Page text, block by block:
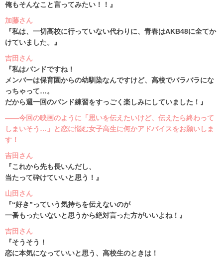
俺もそんなこと言ってみたい！！』
加藤さん
『私は、一切高校に行っていない代わりに、青春はAKB48に全てか
けていました。』
吉田さん
『私はバンドですね！
メンバーは保育園からの幼馴染なんですけど、高校でバラバラにな
っちゃって…。
だから週一回のバンド練習をすっごく楽しみにしていました！』
――今回の映画のように「思いを伝えたいけど、伝えたら終わって
しまいそう…」と恋に悩む女子高生に何かアドバイスをお願いしま
す！
吉田さん
『これから先も長いんだし、
当たって砕けていいと思う！』
山田さん
『“好き”っていう気持ちを伝えないのが
一番もったいないと思うから絶対言った方がいいよね！』
吉田さん
『そうそう！
恋に本気になっていいと思う、高校生のときは！